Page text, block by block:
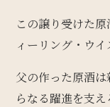
この譲り受けた
ィーリング・ウイ
父の作った原酒
らなる躍進を支え